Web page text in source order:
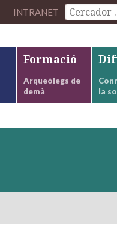
INTRANET
Formació
Arqueòlegs de
demà
la